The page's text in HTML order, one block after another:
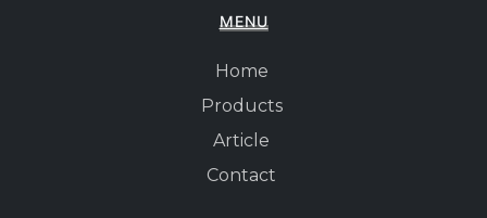
MENU
Home
Products
Article
Contact